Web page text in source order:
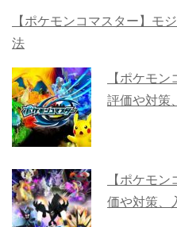
【ポケモンコマスター】モ
法
【ポケモ
評価や対策
【ポケモ
価や対策、